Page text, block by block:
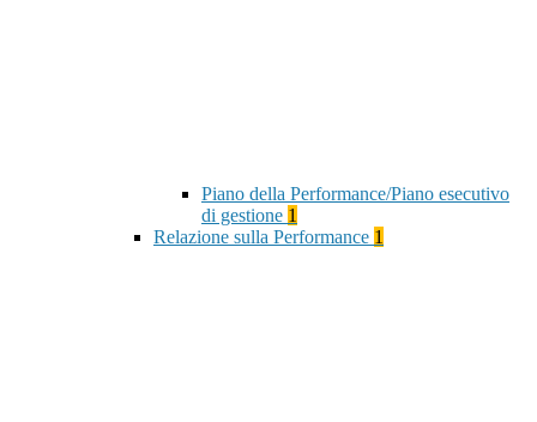
Piano della Performance/Piano esecutivo
di gestione 1
Relazione sulla Performance 1